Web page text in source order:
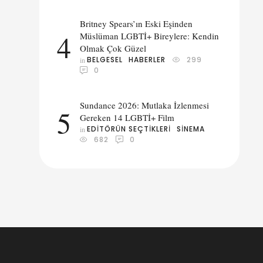
4
Britney Spears’ın Eski Eşinden
Müslüman LGBTİ+ Bireylere: Kendin
Olmak Çok Güzel
in BELGESEL HABERLER
299
0
5
Sundance 2026: Mutlaka İzlenmesi
Gereken 14 LGBTİ+ Film
in EDITÖRÜN SEÇTIKLERI
SINEMA
682
0